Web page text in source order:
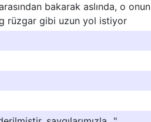
bakarak aslında, o onun
rüzgar gibi uzun yol istiyor